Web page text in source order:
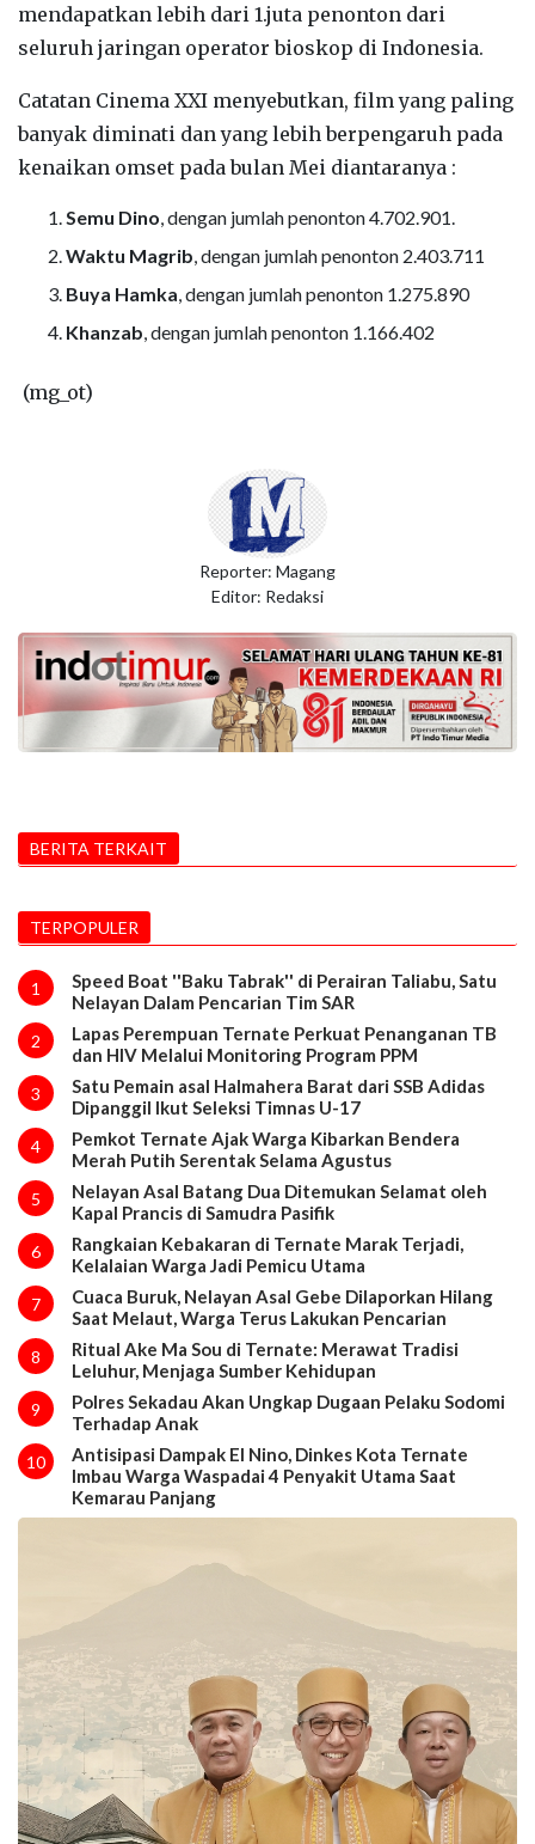
mendapatkan lebih dari 1.juta penonton dari
seluruh jaringan operator bioskop di Indonesia.
Catatan Cinema XXI menyebutkan, film yang paling
banyak diminati dan yang lebih berpengaruh pada
kenaikan omset pada bulan Mei diantaranya :
Semu Dino, dengan jumlah penonton 4.702.901.
Waktu Magrib, dengan jumlah penonton 2.403.711
Buya Hamka, dengan jumlah penonton 1.275.890
Khanzab, dengan jumlah penonton 1.166.402
(mg_ot)
Reporter: Magang
Editor: Redaksi
BERITA TERKAIT
TERPOPULER
1
Speed Boat ''Baku Tabrak'' di Perairan Taliabu, Satu
Nelayan Dalam Pencarian Tim SAR
2
Lapas Perempuan Ternate Perkuat Penanganan TB
dan HIV Melalui Monitoring Program PPM
3
Satu Pemain asal Halmahera Barat dari SSB Adidas
Dipanggil Ikut Seleksi Timnas U-17
4
Pemkot Ternate Ajak Warga Kibarkan Bendera
Merah Putih Serentak Selama Agustus
5
Nelayan Asal Batang Dua Ditemukan Selamat oleh
Kapal Prancis di Samudra Pasifik
6
Rangkaian Kebakaran di Ternate Marak Terjadi,
Kelalaian Warga Jadi Pemicu Utama
7
Cuaca Buruk, Nelayan Asal Gebe Dilaporkan Hilang
Saat Melaut, Warga Terus Lakukan Pencarian
8
Ritual Ake Ma Sou di Ternate: Merawat Tradisi
Leluhur, Menjaga Sumber Kehidupan
9
Polres Sekadau Akan Ungkap Dugaan Pelaku Sodomi
Terhadap Anak
10
Antisipasi Dampak El Nino, Dinkes Kota Ternate
Imbau Warga Waspadai 4 Penyakit Utama Saat
Kemarau Panjang